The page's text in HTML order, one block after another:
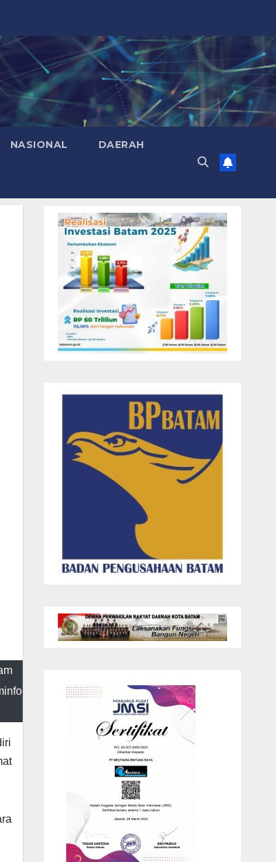
NASIONAL DAERAH